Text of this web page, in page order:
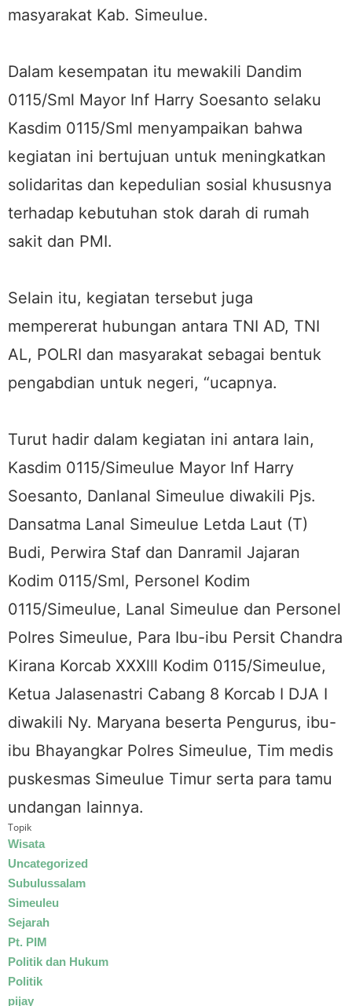
masyarakat Kab. Simeulue.
Dalam kesempatan itu mewakili Dandim
0115/Sml Mayor Inf Harry Soesanto selaku
Kasdim 0115/Sml menyampaikan bahwa
kegiatan ini bertujuan untuk meningkatkan
solidaritas dan kepedulian sosial khususnya
terhadap kebutuhan stok darah di rumah
sakit dan PMI.
Selain itu, kegiatan tersebut juga
mempererat hubungan antara TNI AD, TNI
AL, POLRI dan masyarakat sebagai bentuk
pengabdian untuk negeri, “ucapnya.
Turut hadir dalam kegiatan ini antara lain,
Kasdim 0115/Simeulue Mayor Inf Harry
Soesanto, Danlanal Simeulue diwakili Pjs.
Dansatma Lanal Simeulue Letda Laut (T)
Budi, Perwira Staf dan Danramil Jajaran
Kodim 0115/Sml, Personel Kodim
0115/Simeulue, Lanal Simeulue dan Personel
Polres Simeulue, Para Ibu-ibu Persit Chandra
Kirana Korcab XXXlll Kodim 0115/Simeulue,
Ketua Jalasenastri Cabang 8 Korcab I DJA I
diwakili Ny. Maryana beserta Pengurus, ibu-
ibu Bhayangkar Polres Simeulue, Tim medis
puskesmas Simeulue Timur serta para tamu
undangan lainnya.
Topik
Wisata
Uncategorized
Subulussalam
Simeuleu
Sejarah
Pt. PIM
Politik dan Hukum
Politik
pijay